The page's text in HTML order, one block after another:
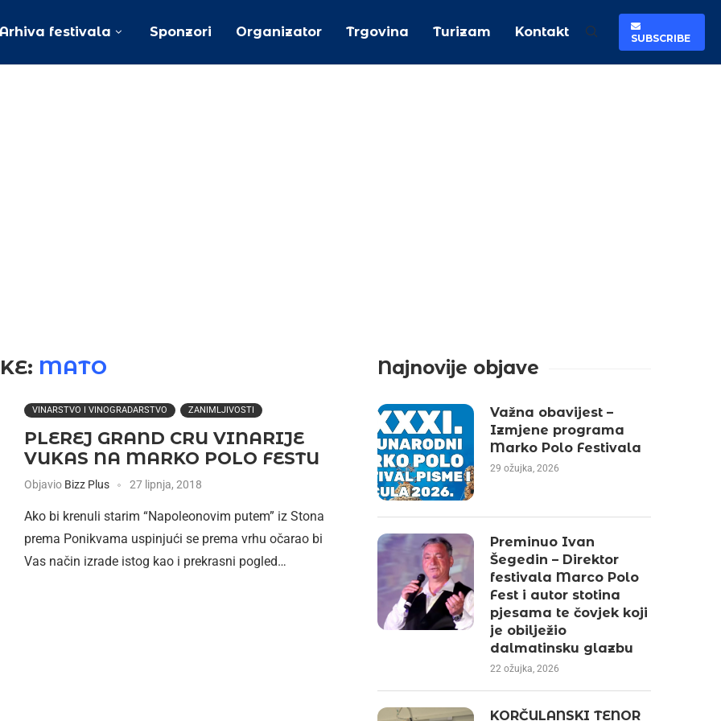
Arhiva festivala Sponzori Organizator Trgovina Turizam Kontakt SUBSCRIBE
MATO
VINARSTVO I VINOGRADARSTVO ZANIMLJIVOSTI
PLEREJ GRAND CRU VINARIJE
VUKAS NA MARKO POLO FESTU
Objavio Bizz Plus 27 lipnja, 2018
Ako bi krenuli starim “Napoleonovim putem” iz Stona
prema Ponikvama uspinjući se prema vrhu očarao bi
Vas način izrade istog kao i prekrasni pogled…
Najnovije objave
Važna obavijest –
Izmjene programa
Marko Polo Festivala
29 ožujka, 2026
Preminuo Ivan
Šegedin – Direktor
festivala Marco Polo
Fest i autor stotina
pjesama te čovjek koji
je obilježio
dalmatinsku glazbu
22 ožujka, 2026
KORČULANSKI TENOR